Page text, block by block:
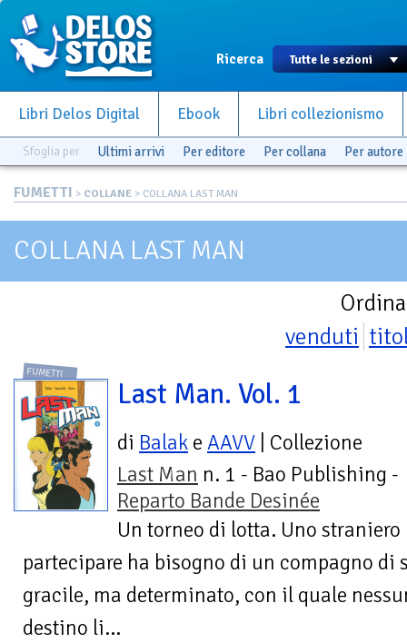
Ricerca
Libri Delos Digital Ebook Libri collezionismo
Sfoglia per Ultimi arrivi Per editore Per collana Per autore
FUMETTI > COLLANE > COLLANA LAST MAN
COLLANA LAST MAN
venduti
FUMETTI
Last Man. Vol. 1
di Balak e AAVV | Collezione
Last Man n. 1 - Bao Publishing -
Reparto Bande Desinée
Un torneo di lotta. Uno
partecipare ha bisogno di un compagno di
gracile, ma determinato, con il quale
destino li...